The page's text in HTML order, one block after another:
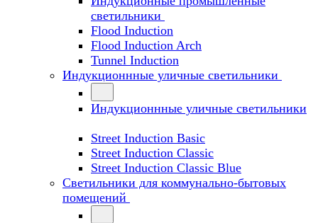
светильники
Flood Induction
Flood Induction Arch
Tunnel Induction
Индукционнные уличные светильники
Индукционнные уличные светильники
Street Induction Basic
Street Induction Classic
Street Induction Classic Blue
Светильники для коммунально-бытовых
помещений